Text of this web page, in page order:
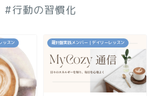
#行動の習慣化
ッスン 羅針盤実践メンバー｜デイリーレッスン